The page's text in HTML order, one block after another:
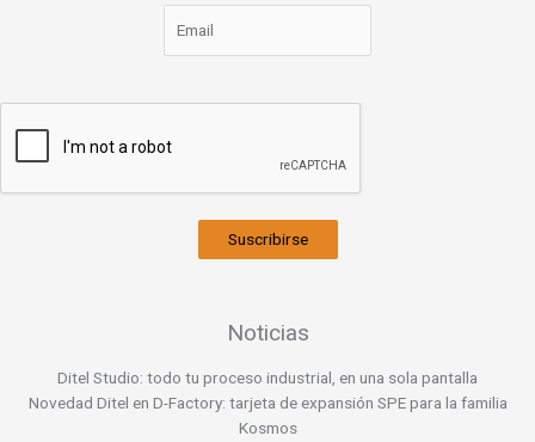
Suscribirse
Noticias
Ditel Studio: todo tu proceso industrial, en una sola pantalla
Novedad Ditel en D-Factory: tarjeta de expansión SPE para la familia
Kosmos